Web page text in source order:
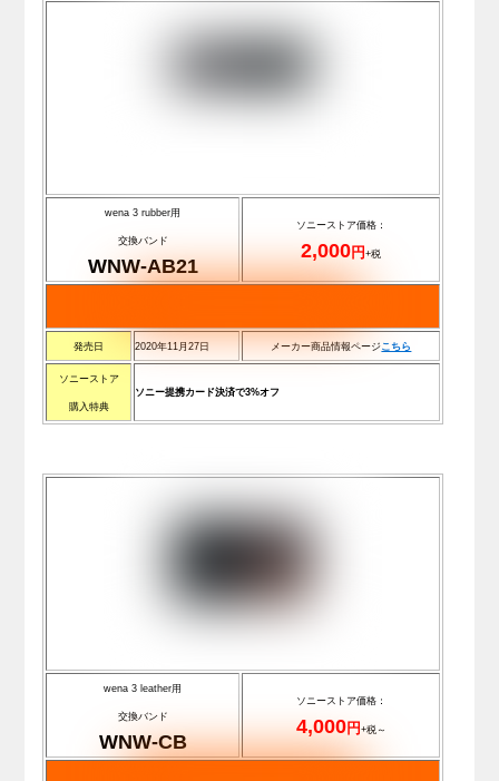
wena 3 rubber用
交換バンド
WNW-AB21
ソニーストア価格：
2,000円+税
発売日 2020年11月27日 メーカー商品情報ページこちら
ソニーストア
購入特典
ソニー提携カード決済で3%オフ
wena 3 leather用
交換バンド
WNW-CB
ソニーストア価格：
4,000円+税～